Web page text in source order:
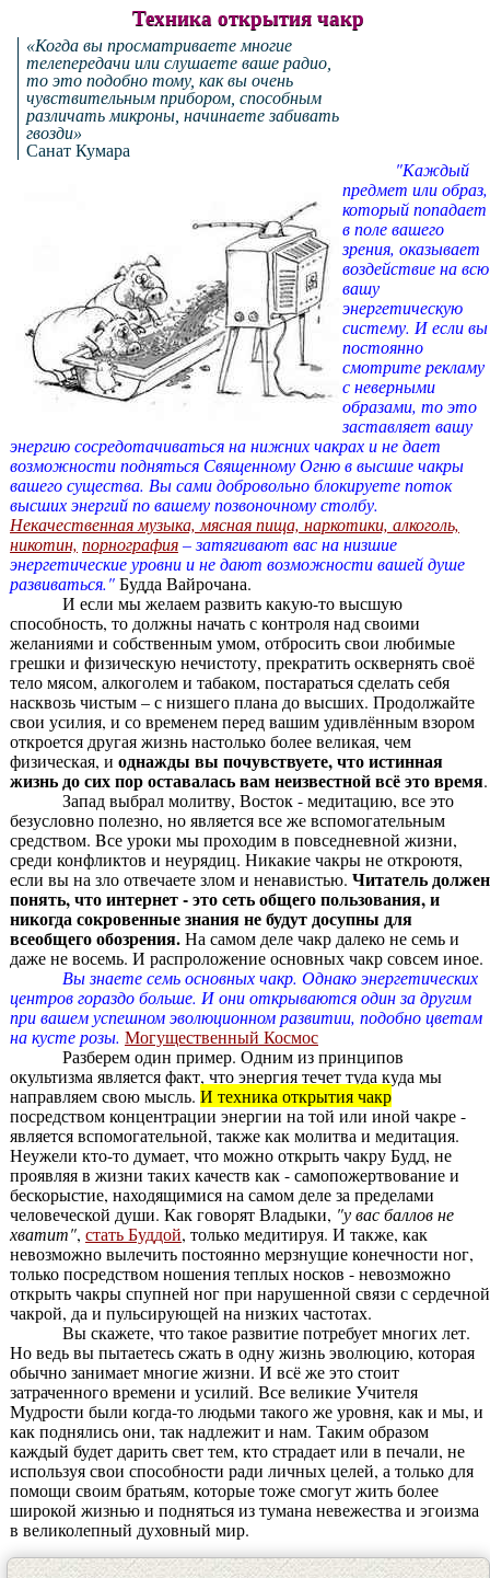
Техника открытия чакр
«Когда вы просматриваете многие
телепередачи или слушаете ваше радио,
то это подобно тому, как вы очень
чувствительным прибором, способным
различать микроны, начинаете забивать
гвозди»
Санат Кумара
"Каждый
предмет или образ,
который попадает
в поле вашего
зрения, оказывает
воздействие на всю
вашу
энергетическую
систему. И если вы
постоянно
смотрите рекламу
с неверными
образами, то это
заставляет вашу
энергию сосредотачиваться на нижних чакрах и не дает
возможности подняться Священному Огню в высшие чакры
вашего существа. Вы сами добровольно блокируете поток
высших энергий по вашему позвоночному столбу.
Некачественная музыка, мясная пища, наркотики, алкоголь,
никотин, порнография– затягивают вас на низшие
энергетические уровни и не дают возможности вашей душе
развиваться."Будда Вайрочана.
И если мы желаем развить какую-то высшую
способность, то должны начать с контроля над своими
желаниями и собственным умом, отбросить свои любимые
грешки и физическую нечистоту, прекратить осквернять своё
тело мясом, алкоголем и табаком, постараться сделать себя
насквозь чистым – с низшего плана до высших. Продолжайте
свои усилия, и со временем перед вашим удивлённым взором
откроется другая жизнь настолько более великая, чем
физическая, и однажды вы почувствуете, что истинная
жизнь до сих пор оставалась вам неизвестной всё это время.
Запад выбрал молитву, Восток - медитацию, все это
безусловно полезно, но является все же вспомогательным
средством. Bсе уроки мы проходим в повседневной жизни,
среди конфликтов и неурядиц. Никакие чакры не откроютя,
если вы на зло отвечаете злом и ненавистью. Читатель должен
понять, что интернет - это сеть общего пользования, и
никогда сокровенные знания не будут досупны для
всеобщего обозрения.На самом деле чакр далеко не семь и
даже не восемь. И распроложение основных чакр совсем иное.
Вы знаете семь основных чакр. Однако энергетических
центров гораздо больше. И они открываются один за другим
при вашем успешном эволюционном развитии, подобно цветам
на кусте розы. Могущественный Космос
Разберем один пример. Одним из принципов
окультизма является факт, что энергия течет туда куда мы
направляем свою мысль. И техника открытия чакр
посредством концентрации энергии на той или иной чакре -
является вспомогательной, также как молитва и медитация.
Неужели кто-то думает, что можно открыть чакру Будд, не
проявляя в жизни таких качеств как - самопожертвование и
бескорыстие, находящимися на самом деле за пределами
человеческой души. Как говорят Владыки, "у вас баллов не
хватит", стать Буддой, только медитируя. И также, как
невозможно вылечить постоянно мерзнущие конечности ног,
только посредством ношения теплых носков - невозможно
открыть чакры спупней ног при нарушенной связи с сердечной
чакрой, да и пульсирующей на низких частотах.
Вы скажете, что такое развитие потребует многих лет.
Но ведь вы пытаетесь сжать в одну жизнь эволюцию, которая
обычно занимает многие жизни. И всё же это стоит
затраченного времени и усилий. Все великие Учителя
Мудрости были когда-то людьми такого же уровня, как и мы, и
как поднялись они, так надлежит и нам. Таким образом
каждый будет дарить свет тем, кто страдает или в печали, не
используя свои способности ради личных целей, а только для
помощи своим братьям, которые тоже смогут жить более
широкой жизнью и подняться из тумана невежества и эгоизма
в великолепный духовный мир.